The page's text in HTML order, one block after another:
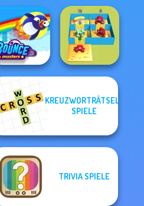
Bouncemasters
Alphabet Lore
Maze
KREUZWORTRÄTSEL-
SPIELE
TRIVIA SPIELE